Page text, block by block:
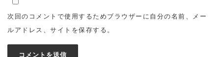
次回のコメントで使用するためブラウザーに自分の名前、メー
ルアドレス、サイトを保存する。